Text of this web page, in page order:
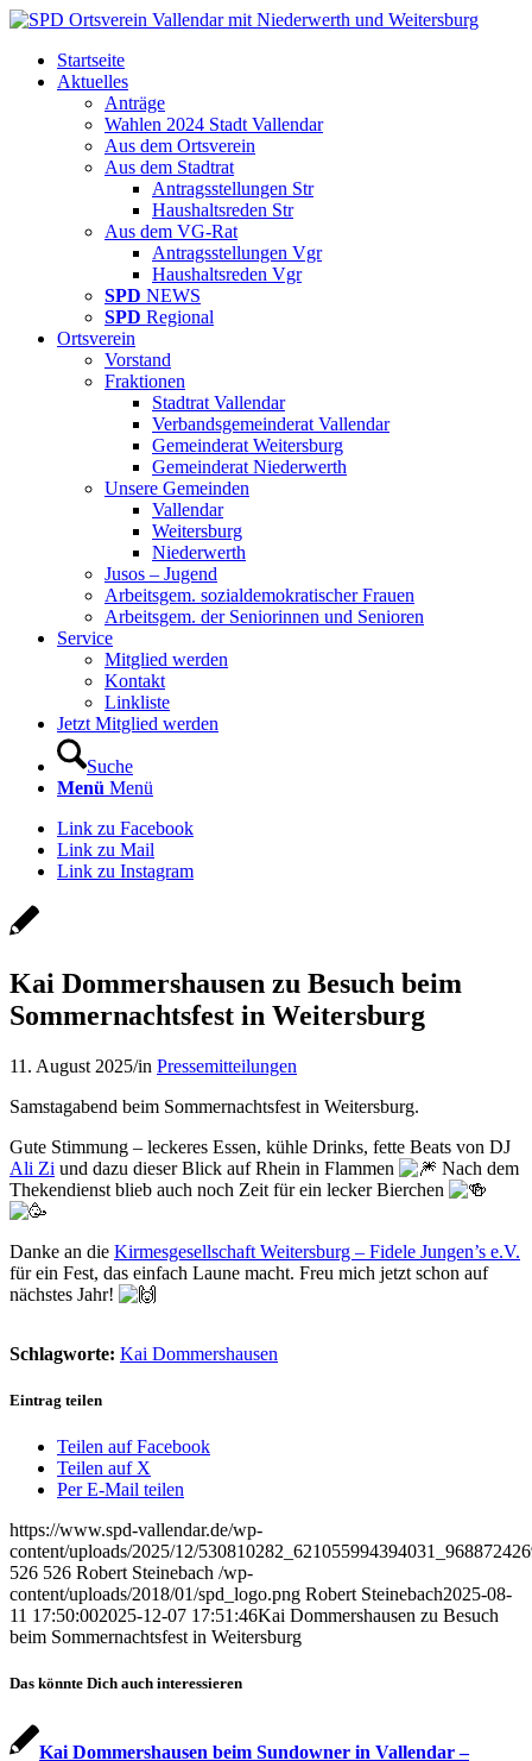
Startseite
Aktuelles
Anträge
Wahlen 2024 Stadt Vallendar
Aus dem Ortsverein
Aus dem Stadtrat
Antragsstellungen Str
Haushaltsreden Str
Aus dem VG-Rat
Antragsstellungen Vgr
Haushaltsreden Vgr
SPD NEWS
SPD Regional
Ortsverein
Vorstand
Fraktionen
Stadtrat Vallendar
Verbandsgemeinderat Vallendar
Gemeinderat Weitersburg
Gemeinderat Niederwerth
Unsere Gemeinden
Vallendar
Weitersburg
Niederwerth
Jusos – Jugend
Arbeitsgem. sozialdemokratischer Frauen
Arbeitsgem. der Seniorinnen und Senioren
Service
Mitglied werden
Kontakt
Linkliste
Jetzt Mitglied werden
Suche
Menü Menü
Link zu Facebook
Link zu Mail
Link zu Instagram
Kai Dommershausen zu Besuch beim
Sommernachtsfest in Weitersburg
11. August 2025/in Pressemitteilungen
Samstagabend beim Sommernachtsfest in Weitersburg.
Gute Stimmung – leckeres Essen, kühle Drinks, fette Beats von DJ
Ali Zi und dazu dieser Blick auf Rhein in Flammen
Nach dem
Thekendienst blieb auch noch Zeit für ein lecker Bierchen
Danke an die Kirmesgesellschaft Weitersburg – Fidele Jungen’s e.V.
für ein Fest, das einfach Laune macht. Freu mich jetzt schon auf
nächstes Jahr!
Schlagworte: Kai Dommershausen
Eintrag teilen
Teilen auf Facebook
Teilen auf X
Per E-Mail teilen
https://www.spd-vallendar.de/wp-
content/uploads/2025/12/
526 526 Robert Steinebach /wp-
content/uploads/2018/01/spd_logo.png Robert Steinebach2025-08-
11 17:50:002025-12-07 17:51:46Kai Dommershausen zu Besuch
beim Sommernachtsfest in Weitersburg
Das könnte Dich auch interessieren
Kai Dommershausen beim Sundowner in Vallendar –